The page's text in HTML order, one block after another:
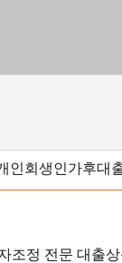
인회생인가후대
조정 전문 대출상